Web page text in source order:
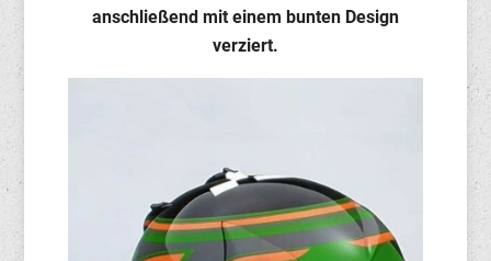
anschließend mit einem bunten Design
verziert.